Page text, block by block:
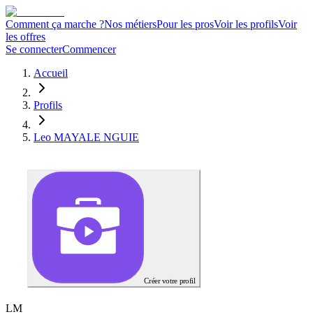
Comment ça marche ?Nos métiersPour les prosVoir les profilsVoir
les offres
Se connecterCommencer
Accueil
Profils
Leo MAYALE NGUIE
Créer votre profil
LM